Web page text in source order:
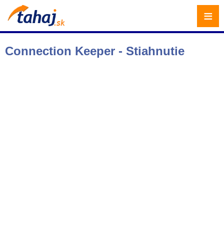
Connection Keeper - Stiahnutie
≡